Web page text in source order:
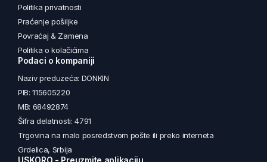
Politika privatnosti
Praćenje pošiljke
Povraćaj & Zamena
Politika o kolačićima
Podaci o kompaniji
Naziv preduzeća: DONKIN
PIB: 115605220
MB: 68492874
Šifra delatnosti: 4791
Trgovina na malo posredstvom pošte ili preko interneta
Grdelica, Srbija
USKORO - Preuzmite aplikaciju